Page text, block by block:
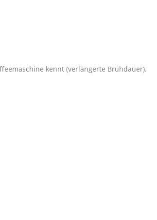
kennt (verlängerte Brühdauer).